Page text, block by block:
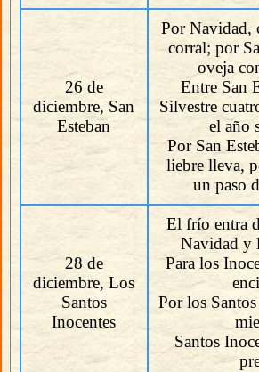
26 de
diciembre, San
Esteban
Por Navidad,
corral; por
oveja
Entre San
Silvestre
el año
Por San
liebre lleva,
un paso
28 de
diciembre, Los
Santos
Inocentes
El frío entra
Navidad y
Para los
Por los
Santos